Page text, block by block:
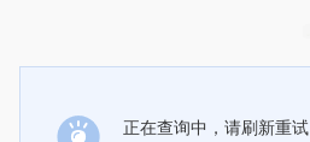
正在查询中，请刷新重试